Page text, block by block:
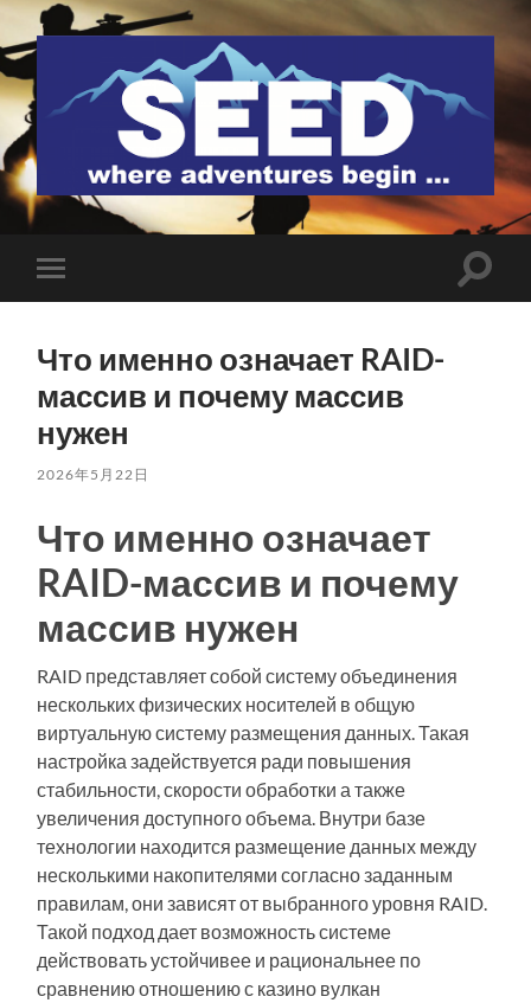
SEED
モ
バ
メ
ュ
を
切
り
る
検
Что именно означает RAID-
массив и почему массив
нужен
2026年5月22日
Что именно означает
RAID-массив и почему
массив нужен
RAID представляет собой систему объединения
нескольких физических носителей в общую
виртуальную систему размещения данных. Такая
настройка задействуется ради повышения
стабильности, скорости обработки а также
увеличения доступного объема. Внутри базе
технологии находится размещение данных между
несколькими накопителями согласно заданным
правилам, они зависят от выбранного уровня RAID.
Такой подход дает возможность системе
действовать устойчивее и рациональнее по
сравнению отношению с казино вулкан